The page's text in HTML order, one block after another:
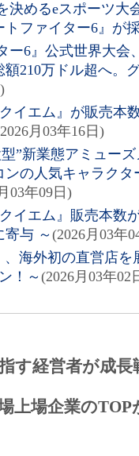
めるeスポーツ大
ファイター6』が
ー6』公式世界大
額210万ドル超へ。
イエム』が販売本
月03年16日)
”新業態アミュー
の人気キャラク
03年09日)
イエム』販売本数
寄与 ～(2026月03年
、海外初の直営店
！～ (2026月03年02
す経営者が成
上場企業の